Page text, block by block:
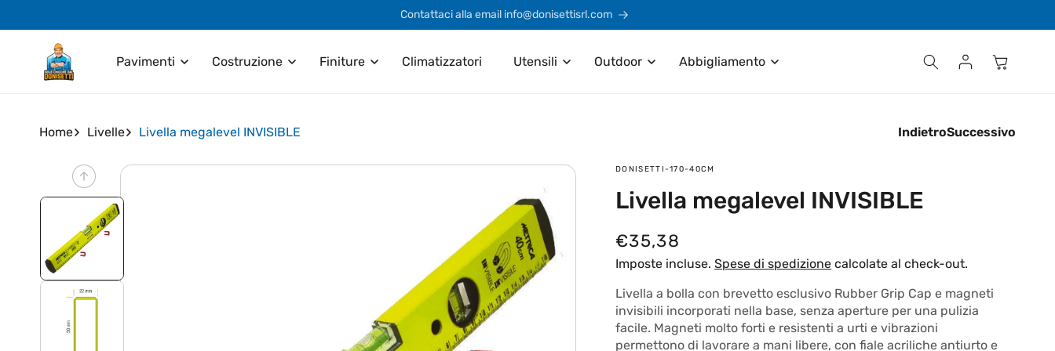
ai contenuti
Contattaci alla email info@donisettisrl.com
Pavimenti Costruzione Finiture Climatizzatori Utensili Outdoor Abbigliamento Accedi Carrello
Home Livelle Livella megalevel INVISIBLE IndietroSuccessivo
Passa alle
SKU:
DONISETTI-170-40CM
Livella megalevel INVISIBLE
P
r
e
z
z
€35,38
Imposte incluse.Spese di spedizione calcolate al check-out.
Livella a bolla con brevetto esclusivo Rubber Grip Cap e magneti
invisibili incorporati nella base, senza aperture per una pulizia
facile. Magneti molto forti e resistenti a urti e vibrazioni
permettono di lavorare a mani libere, con fiale acriliche antiurto e